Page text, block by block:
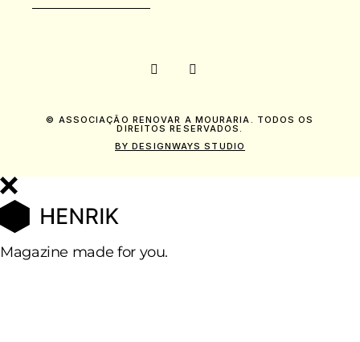
© ASSOCIAÇÃO RENOVAR A MOURARIA. TODOS OS
DIREITOS RESERVADOS.
BY DESIGNWAYS STUDIO
Magazine made for you.